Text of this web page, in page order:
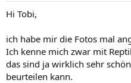
Hi Tobi,
ich habe mir die Fotos mal
Ich kenne mich zwar mit
das sind ja wirklich sehr
beurteilen kann.